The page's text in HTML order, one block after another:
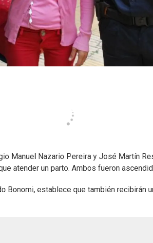
Manuel Nazario Pereira y José Martín
atender un parto. Ambos fueron
Bonomi, establece que también recibirán